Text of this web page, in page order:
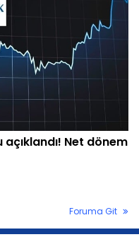
Net dönem
Foruma Git